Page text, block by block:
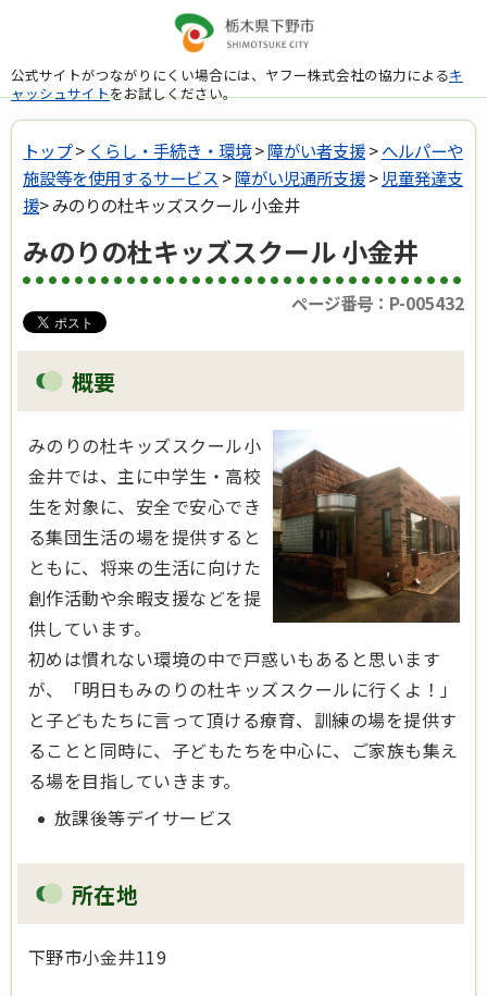
公式サイトがつながりにくい場合には、ヤフー株式会社の協力によるキ
ャッシュサイトをお試しください。
トップ> くらし・手続き・環境>障がい者支援>へルパーや
施設等を使用するサービス >障がい児通所支援> 児童発達支
援> みのりの杜キッズスクール 小金井
みのりの杜キッズスクール 小金井
ページ番号：P-005432
概要
みのりの杜キッズスクール小
金井では、主に中学生・高校
生を対象に、安全で安心でき
る集団生活の場を提供すると
ともに、将来の生活に向けた
創作活動や余暇支援などを提
供しています。
初めは慣れない環境の中で戸惑いもあると思います
が、「明日もみのりの杜キッズスクールに行くよ！」
と子どもたちに言って頂ける療育、訓練の場を提供す
ることと同時に、子どもたちを中心に、ご家族も集え
る場を目指していきます。
放課後等デイサービス
所在地
下野市小金井119